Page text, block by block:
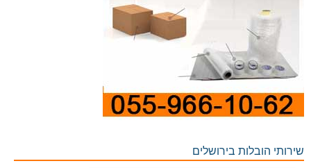
שירותי הובלות בירושלים